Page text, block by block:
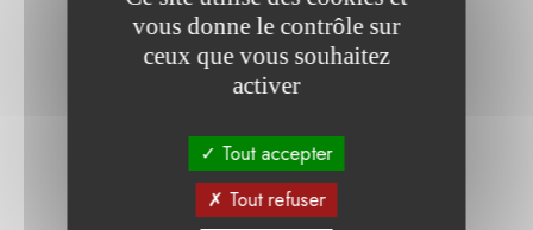
vous donne le contrôle sur
ceux que vous souhaitez
activer
Tout accepter
Tout refuser